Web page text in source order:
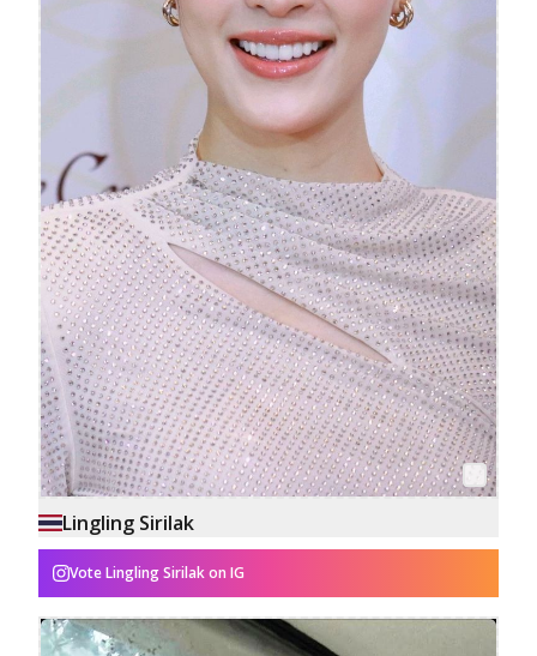
Lingling Sirilak
VoteLingling Sirilakon IG